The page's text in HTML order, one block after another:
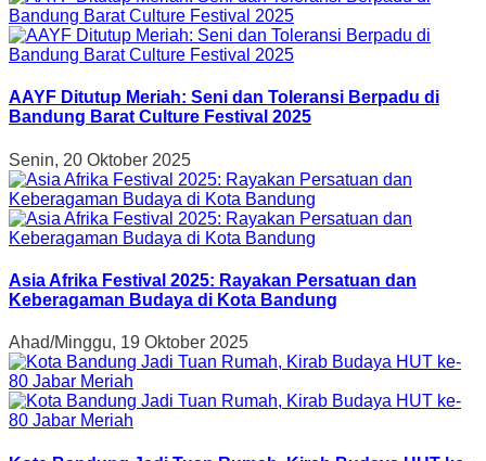
AAYF Ditutup Meriah: Seni dan Toleransi Berpadu di
Bandung Barat Culture Festival 2025
Senin, 20 Oktober 2025
Asia Afrika Festival 2025: Rayakan Persatuan dan
Keberagaman Budaya di Kota Bandung
Ahad/Minggu, 19 Oktober 2025